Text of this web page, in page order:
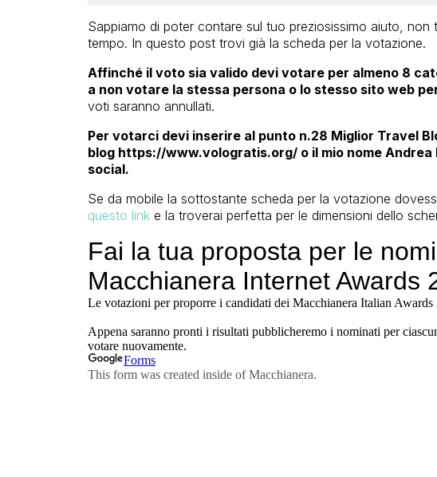
Sappiamo di poter contare sul tuo preziosissimo aiuto, non
tempo. In questo post trovi già la scheda per la votazione.
Affinché il voto sia valido devi votare per almeno 8
a non votare la stessa persona o lo stesso sito web
voti saranno annullati.
Per votarci devi inserire al punto n.28 Miglior Travel
blog https://www.vologratis.org/ o il mio nome Andrea
social.
Se da mobile la sottostante scheda per la votazione
questo linke la troverai perfetta per le dimensioni dello